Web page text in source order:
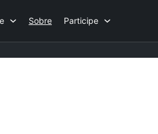
Sobre Participe